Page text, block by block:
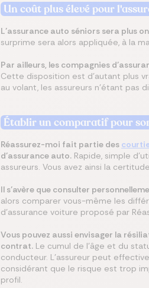
Un coût plus élevé pour
L’assurance auto séniors sera plus
surprime sera alors appliquée, à la
Par ailleurs, les compagnies
Cette disposition est d’autant plus
au volant, les assureurs n’étant pas
Établir un comparatif pour
Réassurez-moi fait partie des
d’assurance auto. Rapide, simple
assureurs. Vous avez ainsi la
Il s’avère que consulter
alors comparer vous-même les
d’assurance voiture proposé par
Vous pouvez aussi envisager la
contrat. Le cumul de l'âge et du
conducteur. L'assureur peut
considérant que le risque est trop
profil.